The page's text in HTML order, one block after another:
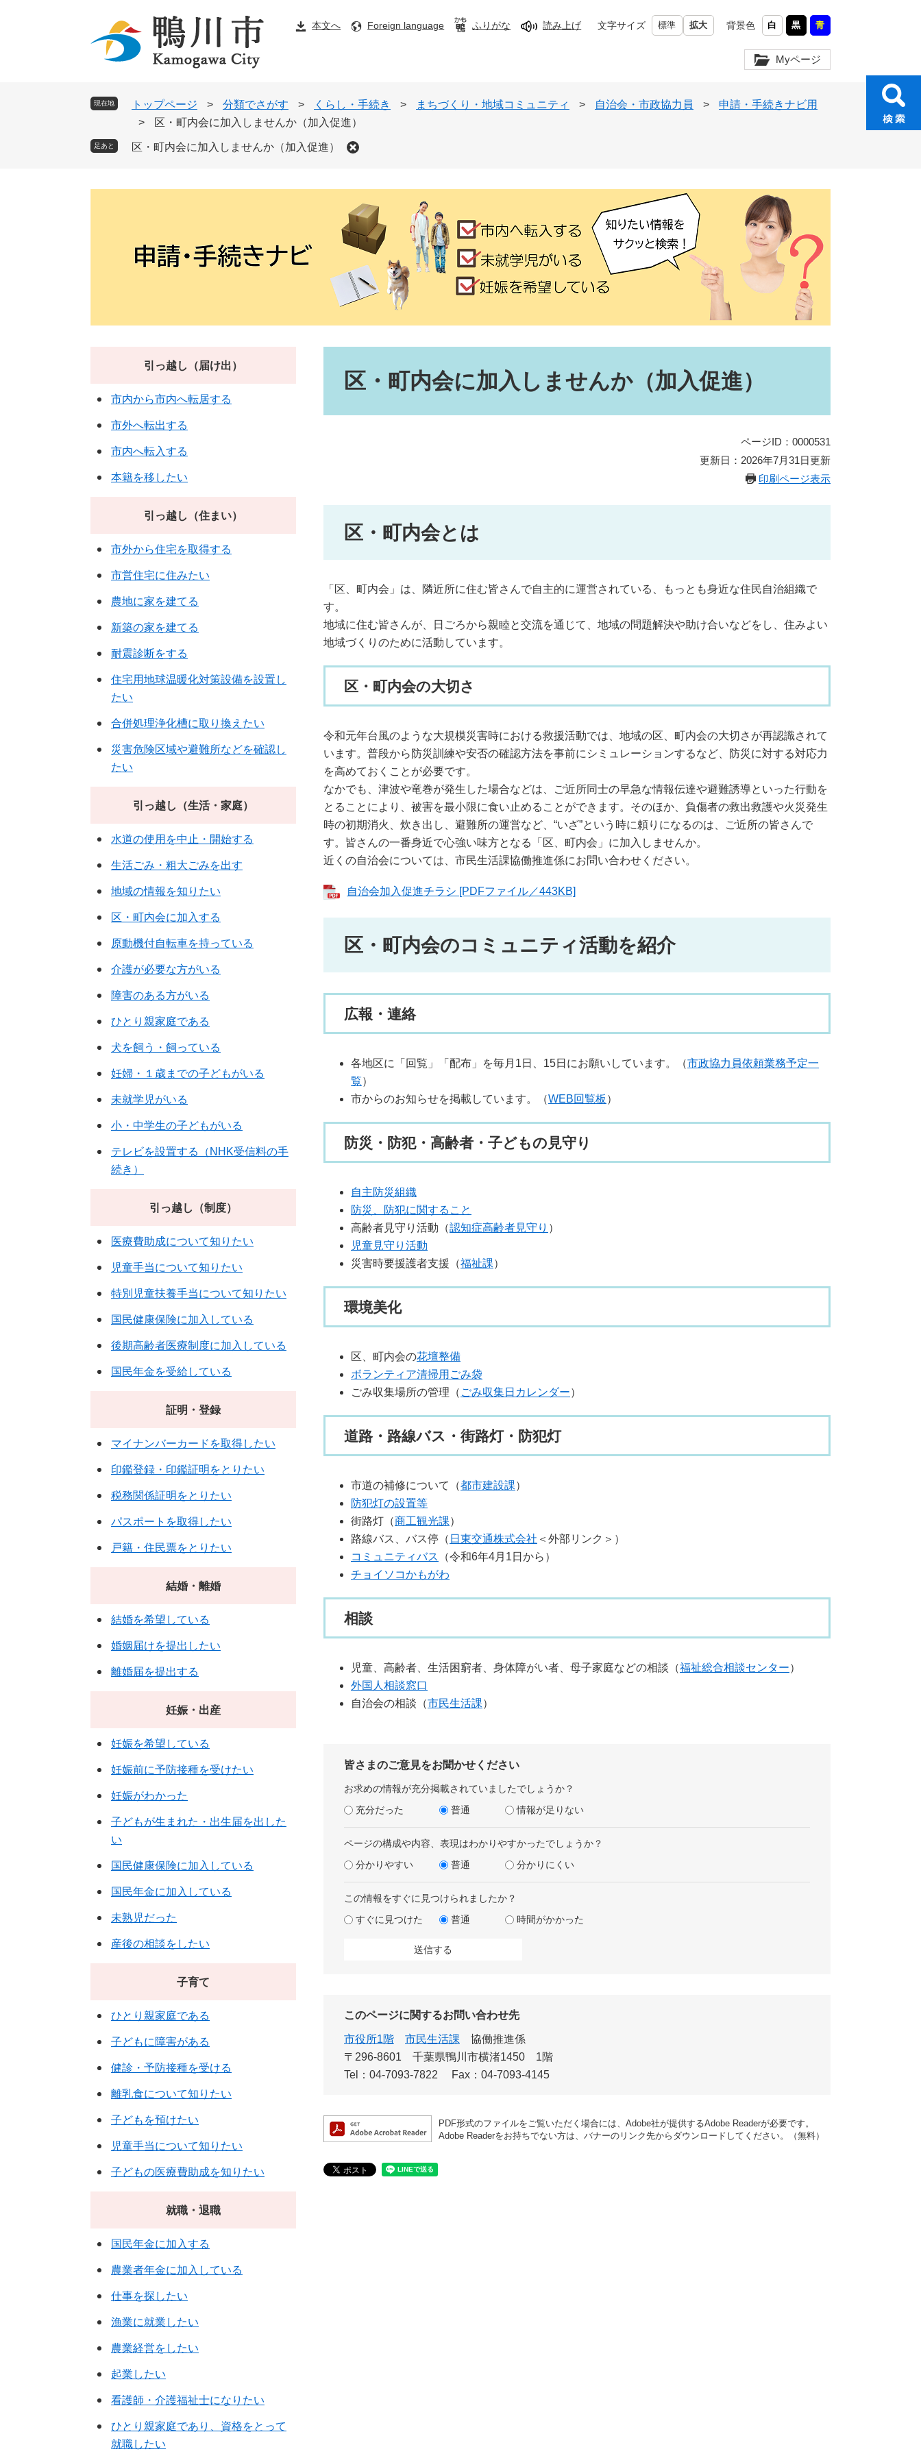
本文へ Foreign language ふりがな 読み上げ 文字サイズ 標準 拡大 背景色 白 黒 青
Myページ
現在地 トップページ > 分類でさがす > くらし・手続き > まちづくり・地域コミュニティ > 自治会・市政協力員 >
申請・手続きナビ用
>
区・町内会に加入しませんか（加入促進）
足あと 区・町内会に加入しませんか（加入促進）
区・町内会に加入しませんか（加入促進）
ページID：0000531
更新日：2026年7月31日更新
印刷ページ表示
区・町内会とは
「区、町内会」は、隣近所に住む皆さんで自主的に運営されている、もっとも身近な住民自治組織で
す。
地域に住む皆さんが、日ごろから親睦と交流を通じて、地域の問題解決や助け合いなどをし、住みよい
地域づくりのために活動しています。
区・町内会の大切さ
令和元年台風のような大規模災害時における救援活動では、地域の区、町内会の大切さが再認識されて
います。普段から防災訓練や安否の確認方法を事前にシミュレーションするなど、防災に対する対応力
を高めておくことが必要です。
なかでも、津波や竜巻が発生した場合などは、ご近所同士の早急な情報伝達や避難誘導といった行動を
とることにより、被害を最小限に食い止めることができます。そのほか、負傷者の救出救護や火災発生
時の初期消火、炊き出し、避難所の運営など、“いざ”という時に頼りになるのは、ご近所の皆さんで
す。皆さんの一番身近で心強い味方となる「区、町内会」に加入しませんか。
近くの自治会については、市民生活課協働推進係にお問い合わせください。
自治会加入促進チラシ [PDFファイル／443KB]
区・町内会のコミュニティ活動を紹介
広報・連絡
各地区に「回覧」「配布」を毎月1日、15日にお願いしています。（市政協力員依頼業務予定一
覧）
市からのお知らせを掲載しています。（WEB回覧板 ）
防災・防犯・高齢者・子どもの見守り
自主防災組織
防災、防犯に関すること
高齢者見守り活動（認知症高齢者見守り ）
児童見守り活動
災害時要援護者支援（福祉課）
環境美化
区、町内会の花壇整備
ボランティア清掃用ごみ袋
ごみ収集場所の管理（ ごみ収集日カレンダー）
道路・路線バス・街路灯・防犯灯
市道の補修について（都市建設課）
防犯灯の設置等
街路灯（商工観光課）
路線バス、バス停（ 日東交通株式会社 ＜外部リンク＞ ）
コミュニティバス
（令和6年4月1日から）
チョイソコかもがわ
相談
児童、高齢者、生活困窮者、身体障がい者、母子家庭などの相談（福祉総合相談センター）
外国人相談窓口
自治会の相談（市民生活課）
皆さまのご意見をお聞かせください
お求めの情報が充分掲載されていましたでしょうか？
充分だった
普通 情報が足りない
ページの構成や内容、表現はわかりやすかったでしょうか？
分かりやすい
普通 分かりにくい
この情報をすぐに見つけられましたか？
すぐに見つけた
普通 時間がかかった
このページに関するお問い合わせ先
市役所1階 市民生活課 協働推進係
〒296-8601
千葉県鴨川市横渚1450 1階
Tel：04-7093-7822
Fax：04-7093-4145
PDF形式のファイルをご覧いただく場合には、Adobe社が提供するAdobe Readerが必要です。
Adobe Readerをお持ちでない方は、バナーのリンク先からダウンロードしてください。（無料）
引っ越し（届け出）
市内から市内へ転居する
市外へ転出する
市内へ転入する
本籍を移したい
引っ越し（住まい）
市外から住宅を取得する
市営住宅に住みたい
農地に家を建てる
新築の家を建てる
耐震診断をする
住宅用地球温暖化対策設備を設置し
たい
合併処理浄化槽に取り換えたい
災害危険区域や避難所などを確認し
たい
引っ越し（生活・家庭）
水道の使用を中止・開始する
生活ごみ・粗大ごみを出す
地域の情報を知りたい
区・町内会に加入する
原動機付自転車を持っている
介護が必要な方がいる
障害のある方がいる
ひとり親家庭である
犬を飼う・飼っている
妊婦・１歳までの子どもがいる
未就学児がいる
小・中学生の子どもがいる
テレビを設置する（NHK受信料の手
続き）
引っ越し（制度）
医療費助成について知りたい
児童手当について知りたい
特別児童扶養手当について知りたい
国民健康保険に加入している
後期高齢者医療制度に加入している
国民年金を受給している
証明・登録
マイナンバーカードを取得したい
印鑑登録・印鑑証明をとりたい
税務関係証明をとりたい
パスポートを取得したい
戸籍・住民票をとりたい
結婚・離婚
結婚を希望している
婚姻届けを提出したい
離婚届を提出する
妊娠・出産
妊娠を希望している
妊娠前に予防接種を受けたい
妊娠がわかった
子どもが生まれた・出生届を出した
い
国民健康保険に加入している
国民年金に加入している
未熟児だった
産後の相談をしたい
子育て
ひとり親家庭である
子どもに障害がある
健診・予防接種を受ける
離乳食について知りたい
子どもを預けたい
児童手当について知りたい
子どもの医療費助成を知りたい
就職・退職
国民年金に加入する
農業者年金に加入している
仕事を探したい
漁業に就業したい
農業経営をしたい
起業したい
看護師・介護福祉士になりたい
ひとり親家庭であり、資格をとって
就職したい